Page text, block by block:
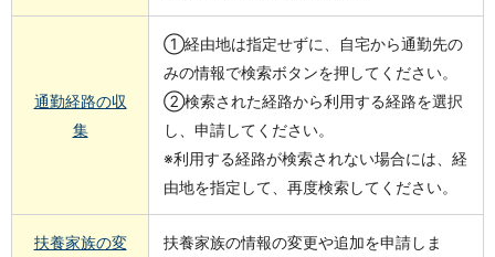
通勤経路の収
集
①経由地は指定せずに、自宅から通勤先の
みの情報で検索ボタンを押してください。
②検索された経路から利用する経路を選択
し、申請してください。
※利用する経路が検索されない場合には、経
由地を指定して、再度検索してください。
扶養家族の変 扶養家族の情報の変更や追加を申請しま